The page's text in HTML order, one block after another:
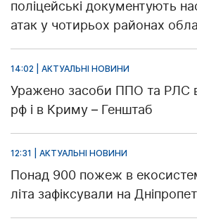
поліцейські документують
атак у чотирьох районах
14:02 | АКТУАЛЬНІ НОВИНИ
Уражено засоби ППО та РЛС
рф і в Криму – Генштаб
12:31 | АКТУАЛЬНІ НОВИНИ
Понад 900 пожеж в
літа зафіксували на